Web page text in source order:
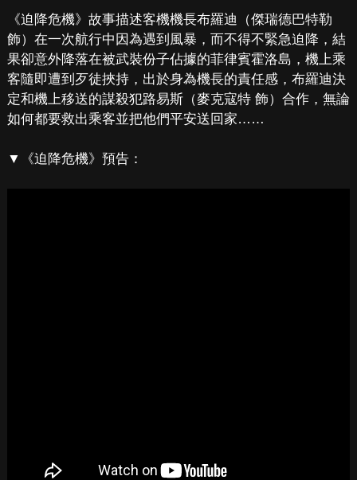
《迫降危機》故事描述客機機長布羅迪（傑瑞德巴特勒
飾）在一次航行中因為遇到風暴，而不得不緊急迫降，結
果卻意外降落在被武裝份子佔據的菲律賓霍洛島，機上乘
客隨即遭到歹徒挾持，出於身為機長的責任感，布羅迪決
定和機上移送的謀殺犯路易斯（麥克寇特 飾）合作，無論
如何都要救出乘客並把他們平安送回家……
▼《迫降危機》預告：